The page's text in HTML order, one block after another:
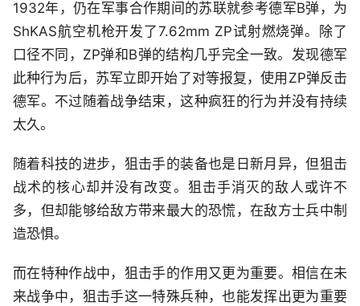
1932年，仍在军事合作期间的苏联就参考德军B弹，为
ShKAS航空机枪开发了7.62mm ZP试射燃烧弹。除了
口径不同，ZP弹和B弹的结构几乎完全一致。发现德军
此种行为后，苏军立即开始了对等报复，使用ZP弹反击
德军。不过随着战争结束，这种疯狂的行为并没有持续
太久。
随着科技的进步，狙击手的装备也是日新月异，但狙击
战术的核心却并没有改变。狙击手消灭的敌人或许不
多，但却能够给敌方带来最大的恐慌，在敌方士兵中制
造恐惧。
而在特种作战中，狙击手的作用又更为重要。相信在未
来战争中，狙击手这一特殊兵种，也能发挥出更为重要